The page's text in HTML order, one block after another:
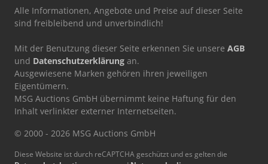
Alle Informationen, Angebote und Preise auf dieser Seite
sind freibleibend und unverbindlich!
Mit der Benutzung dieser Seite erkennen Sie unsere AGB
und Datenschutzerklärung an.
Ausgewiesene Marken gehören ihren jeweiligen
Eigentümern.
MSG Auctions GmbH übernimmt keine Haftung für den
Inhalt verlinkter externer Internetseiten.
© 2000 - 2026 MSG Auctions GmbH
Diese Website ist durch reCAPTCHA geschützt und es gelten die